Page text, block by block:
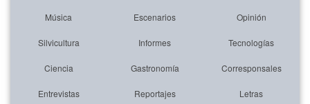
Música Escenarios Opinión
Silvicultura Informes Tecnologías
Ciencia Gastronomía Corresponsales
Entrevistas Reportajes Letras